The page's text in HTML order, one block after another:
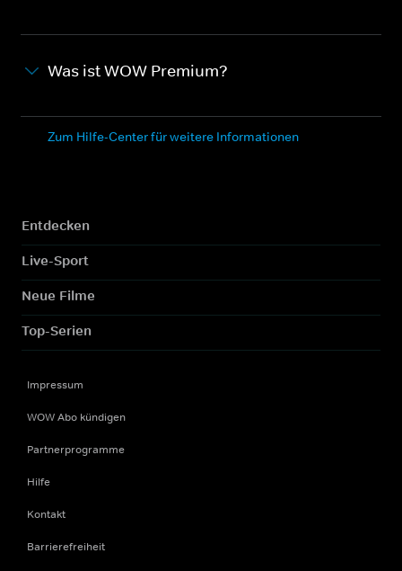
Was ist WOW Premium?
Zum Hilfe-Center für weitere Informationen
Entdecken
Live-Sport
Neue Filme
Top-Serien
Impressum
WOW Abo kündigen
Partnerprogramme
Hilfe
Kontakt
Barrierefreiheit